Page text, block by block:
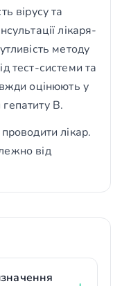
вірусу та
лікаря-
методу
тест-системи та
оцінюють у
В.
лікар.
від